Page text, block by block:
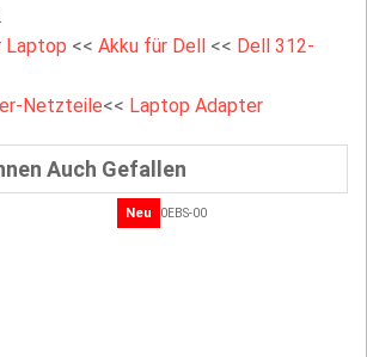
Laptop << Akku für Dell << Dell 312-
Netzteile<< Laptop Adapter
Auch Gefallen
Neu